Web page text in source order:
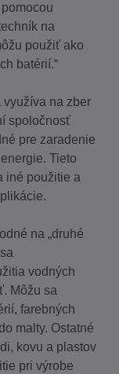
na
použiť ako
batérií.“
využíva na zber
spoločnosť
pre zaradenie
Tieto
iné použitie a
na „druhé
vodných
Môžu sa
farebných
malty. Ostatné
kovu a plastov
pri výrobe